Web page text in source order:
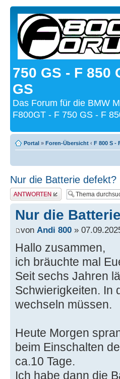
750 GS - F 850
GS
Das Forum für die BMW
F800GT - F 750 GS - F
Portal » Foren-Übersicht ‹ F 800 S -
Nur die Batterie defekt?
Antwort schreiben
Nur die
von Andi 800 »
Hallo zusammen,
ich bräuchte mal
Seit sechs Jahren
Schwierigkeiten. In
wechseln müssen.
Heute Morgen
beim Einschalten
ca.10 Tage.
Ich habe dann die